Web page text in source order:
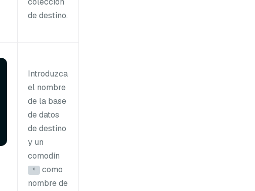
de destino.
Introduzca
el nombre
de la base
de datos
de destino
y un
comodín
*
como
nombre de